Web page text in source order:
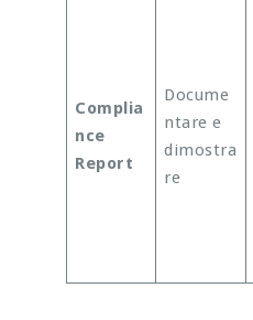
Complia
nce
Report
Docume
ntare e
dimostra
re